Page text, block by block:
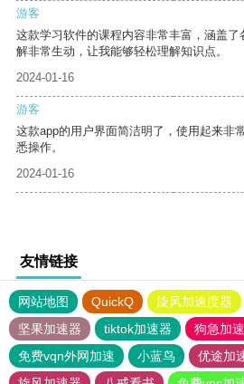
游客
这款学习软件的课程内容非常丰富，涵盖
解非常生动，让我能够轻松理解知识点。
2024-01-16
游客
这款app的用户界面简洁明了，使用起来非
悉操作。
2024-01-16
友情链接
网站地图 QuickQ 旋风加速度器
坚果加速器
tiktok加速器
狗急加
免费vqn外网加速
小蓝鸟 优途加